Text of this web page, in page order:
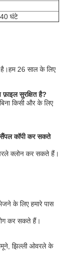
घंटे
है।हम 26 साल के लिए
फ़ाइल सुरक्षित है?
किसी और के लिए
कॉपी कर सकते
क्लोन कर सकते हैं।
के लिए हमारे पास
कर सकते हैं।
झिल्ली ओवरले के